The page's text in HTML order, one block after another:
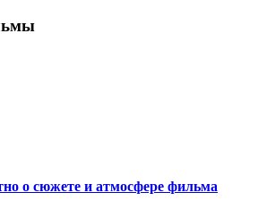
о сюжете и атмосфере фильма